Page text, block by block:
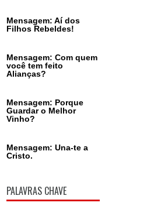
Mensagem: Aí dos
Filhos Rebeldes!
Mensagem: Com quem
você tem feito
Alianças?
Mensagem: Porque
Guardar o Melhor
Vinho?
Mensagem: Una-te a
Cristo.
PALAVRAS CHAVE